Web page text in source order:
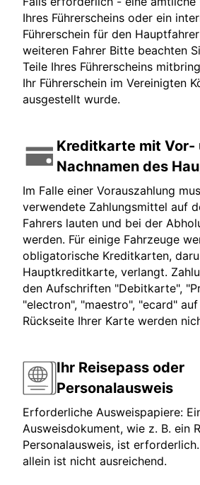
Ihres Führerscheins oder ein
Führerschein für den
weiteren Fahrer Bitte beachten
Teile Ihres Führerscheins
Ihr Führerschein im Vereinigten
ausgestellt wurde.
Kreditkarte mit Vor-
Nachnamen des
Im Falle einer Vorauszahlung
verwendete Zahlungsmittel auf
Fahrers lauten und bei der
werden. Für einige Fahrzeuge
obligatorische Kreditkarten,
Hauptkreditkarte, verlangt.
den Aufschriften "Debitkarte",
"electron", "maestro", "ecard"
Rückseite Ihrer Karte werden
Ihr Reisepass oder
Personalausweis
Erforderliche Ausweispapiere:
Ausweisdokument, wie z. B. ein
Personalausweis, ist
allein ist nicht ausreichend.